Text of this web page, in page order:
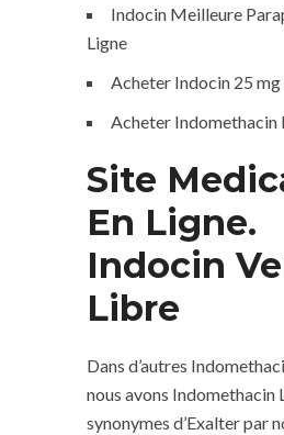
Indocin Meilleure
Ligne
Acheter Indocin 25 mg
Acheter Indomethacin
Site
En Ligne.
Indocin
Libre
Dans d’autres
nous avons Indomethacin
synonymes d’Exalter par